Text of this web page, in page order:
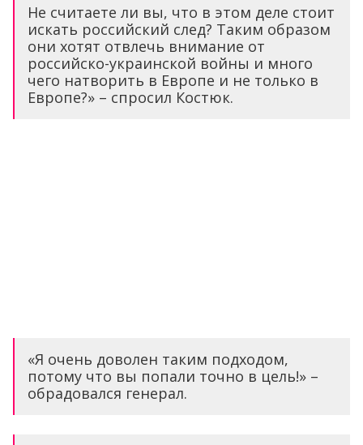
Не считаете ли вы, что в этом деле стоит
искать российский след? Таким образом
они хотят отвлечь внимание от
российско-украинской войны и много
чего натворить в Европе и не только в
Европе?» – спросил Костюк.
«Я очень доволен таким подходом,
потому что вы попали точно в цель!» –
обрадовался генерал.